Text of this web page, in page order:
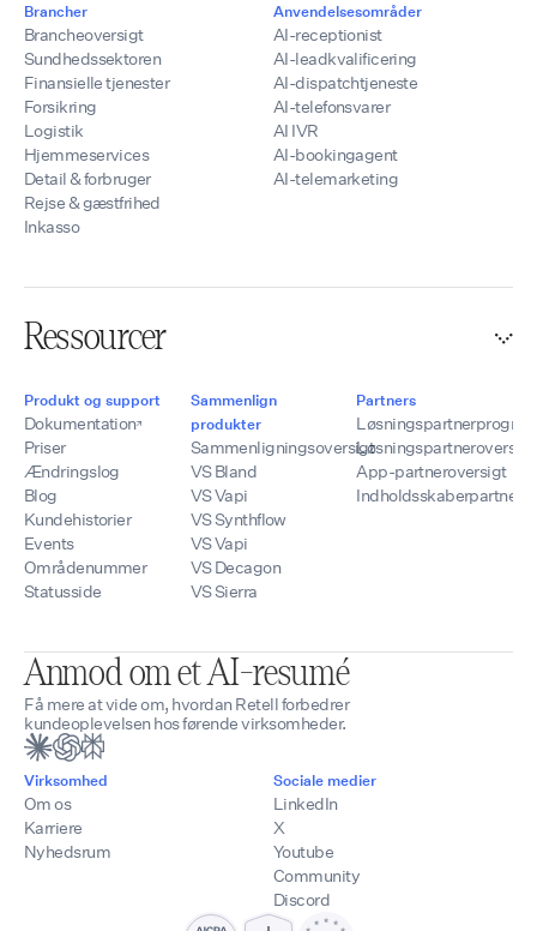
Brancher
Brancheoversigt
Sundhedssektoren
Finansielle tjenester
Forsikring
Logistik
Hjemmeservices
Detail & forbruger
Rejse & gæstfrihed
Inkasso
Anvendelsesområder
AI-receptionist
AI-leadkvalificering
AI-dispatchtjeneste
AI-telefonsvarer
AI IVR
AI-bookingagent
AI-telemarketing
Ressourcer
Produkt og support
Dokumentation
Priser
Ændringslog
Blog
Kundehistorier
Events
Områdenummer
Statusside
Sammenlign
produkter
Sammenligningsoversigt
VS Bland
VS Vapi
VS Synthflow
VS Vapi
VS Decagon
VS Sierra
Partners
Løsningspartneroversigt
App-partneroversigt
Indholdsskaberpartnere
Anmod om et AI-resumé
Få mere at vide om, hvordan Retell forbedrer
kundeoplevelsen hos førende virksomheder.
Virksomhed
Om os
Karriere
Nyhedsrum
Sociale medier
LinkedIn
X
Youtube
Community
Discord